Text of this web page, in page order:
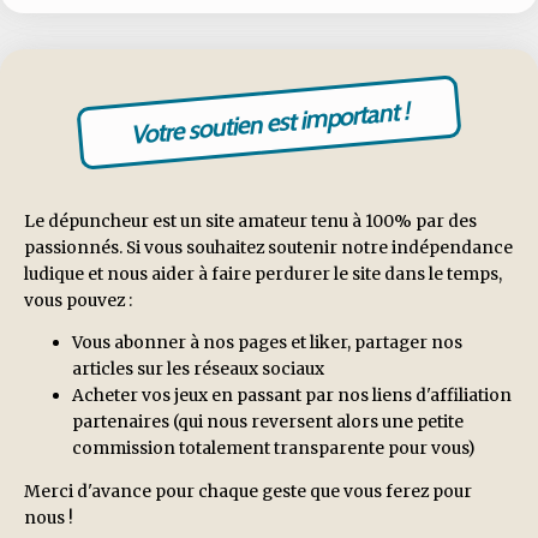
Votre soutien est important !
Le dépuncheur est un site amateur tenu à 100% par des
passionnés. Si vous souhaitez soutenir notre indépendance
ludique et nous aider à faire perdurer le site dans le temps,
vous pouvez :
Vous abonner à nos pages et liker, partager nos
articles sur les réseaux sociaux
Acheter vos jeux en passant par nos liens d'affiliation
partenaires (qui nous reversent alors une petite
commission totalement transparente pour vous)
Merci d'avance pour chaque geste que vous ferez pour
nous !